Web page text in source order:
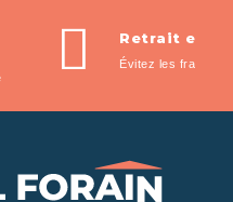
Retrait en
Évitez les frais de